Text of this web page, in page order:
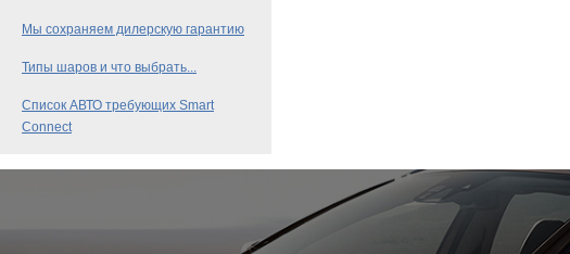
Мы сохраняем дилерскую гарантию
Типы шаров и что выбрать...
Список АВТО требующих Smart
Connect